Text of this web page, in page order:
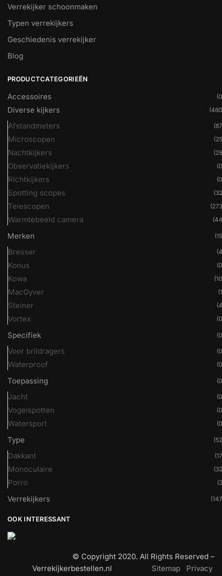
Verrekijker schoonmaken
Typen verrekijkers
Geschiedenis verrekijker
Blog
PRODUCTCATEGORIEËN
Accessoires
Diverse kijkers
Afstandmeters
Microscopen
Nachtkijkers
Observatiekijkers
Richtkijkers
Spotting scopes
Telescopen
Warmtebeeld camera
Merken
Bresser
Konus
Kowa
MacGyver
Steiner
Vortex
Specifiek
Voor brildragers
Waterproof
Toepassing
Jacht
Vogelspotten
Watersport
Type
Dakkant
Monoculaire
Porro
Verrekijkers
OOK INTERESSANT
© Copyright 2020. All Rights Reserved –
Verrekijkerbestellen.nl Sitemap
Privacy